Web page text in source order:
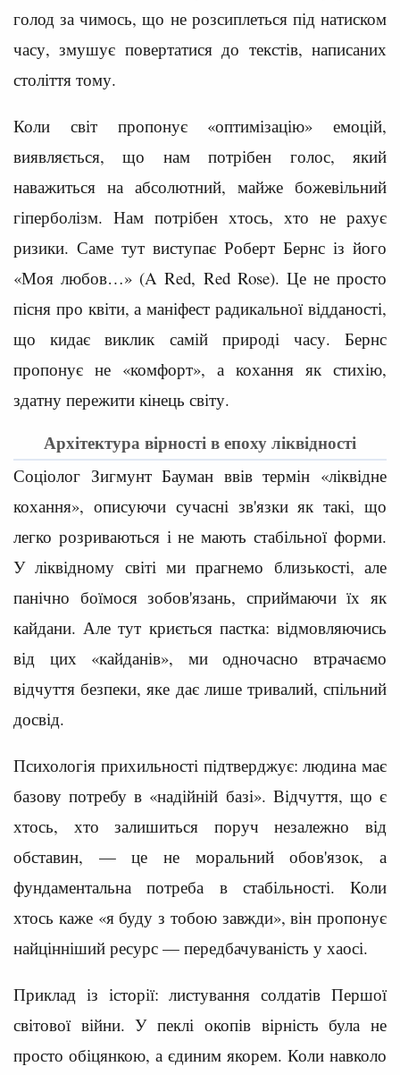
голод за чимось, що не розсиплеться під натиском
часу, змушує повертатися до текстів, написаних
століття тому.
Коли світ пропонує «оптимізацію» емоцій,
виявляється, що нам потрібен голос, який
наважиться на абсолютний, майже божевільний
гіперболізм. Нам потрібен хтось, хто не рахує
ризики. Саме тут виступає Роберт Бернс із його
«Моя любов…» (A Red, Red Rose). Це не просто
пісня про квіти, а маніфест радикальної відданості,
що кидає виклик самій природі часу. Бернс
пропонує не «комфорт», а кохання як стихію,
здатну пережити кінець світу.
Архітектура вірності в епоху ліквідності
Соціолог Зигмунт Бауман ввів термін «ліквідне
кохання», описуючи сучасні зв'язки як такі, що
легко розриваються і не мають стабільної форми.
У ліквідному світі ми прагнемо близькості, але
панічно боїмося зобов'язань, сприймаючи їх як
кайдани. Але тут криється пастка: відмовляючись
від цих «кайданів», ми одночасно втрачаємо
відчуття безпеки, яке дає лише тривалий, спільний
досвід.
Психологія прихильності підтверджує: людина має
базову потребу в «надійній базі». Відчуття, що є
хтось, хто залишиться поруч незалежно від
обставин, — це не моральний обов'язок, а
фундаментальна потреба в стабільності. Коли
хтось каже «я буду з тобою завжди», він пропонує
найцінніший ресурс — передбачуваність у хаосі.
Приклад із історії: листування солдатів Першої
світової війни. У пеклі окопів вірність була не
просто обіцянкою, а єдиним якорем. Коли навколо